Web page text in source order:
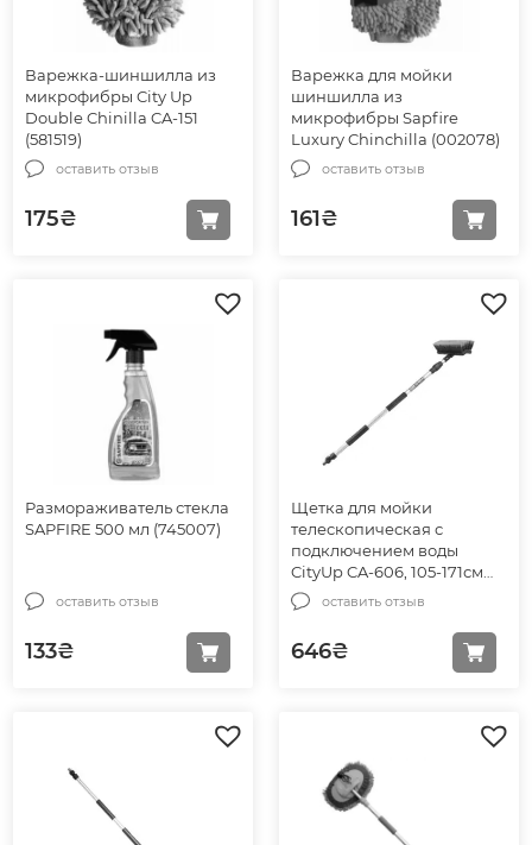
Варежка-шиншилла из
микрофибры City Up
Double Chinilla CA-151
(581519)
оставить отзыв
175₴
Варежка для мойки
шиншилла из
микрофибры Sapfire
Luxury Chinchilla (002078)
оставить отзыв
161₴
Размораживатель стекла
SAPFIRE 500 мл (745007)
оставить отзыв
133₴
Щетка для мойки
телескопическая с
подключением воды
CityUp CA-606, 105-171см
(886063)оставить отзыв
646₴